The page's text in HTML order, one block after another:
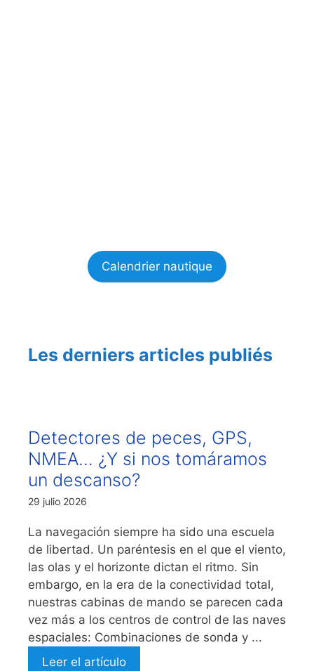
Calendrier nautique
Les derniers articles publiés
Detectores de peces, GPS,
NMEA… ¿Y si nos tomáramos
un descanso?
29 julio 2026
La navegación siempre ha sido una escuela
de libertad. Un paréntesis en el que el viento,
las olas y el horizonte dictan el ritmo. Sin
embargo, en la era de la conectividad total,
nuestras cabinas de mando se parecen cada
vez más a los centros de control de las naves
espaciales: Combinaciones de sonda y ...
Leer el artículo